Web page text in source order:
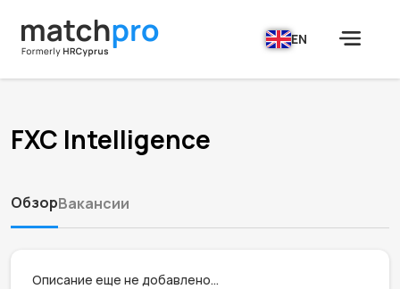
EN
FXC Intelligence
ОбзорВакансии
Описание еще не добавлено...